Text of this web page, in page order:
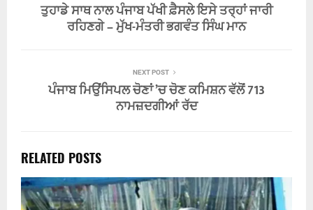
ਤੁਹਾਡੇ ਸਾਥ ਨਾਲ ਪੰਜਾਬ ਪੱਖੀ ਫ਼ੈਸਲੇ ਇਸੇ ਤਰ੍ਹਾਂ ਜਾਰੀ
ਰਹਿਣਗੇ – ਮੁੱਖ-ਮੰਤਰੀ ਭਗਵੰਤ ਸਿੰਘ ਮਾਨ
NEXT POST
ਪੰਜਾਬ ਮਿਉਂਸਿਪਲ ਚੋਣਾਂ ’ਚ ਚੋਣ ਕਮਿਸ਼ਨ ਵੱਲੋਂ 713
ਨਾਮਜ਼ਦਗੀਆਂ ਰੱਦ
RELATED POSTS